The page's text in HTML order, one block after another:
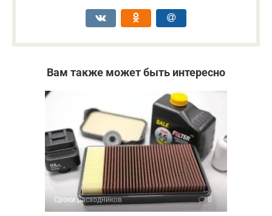
Вам также может быть интересно
Сроки расходников 0